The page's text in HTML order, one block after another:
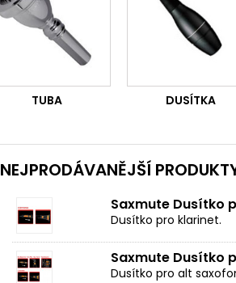
TUBA DUSÍTKA
NEJPRODÁVANĚJŠÍ
Saxmute Dusítko
Dusítko pro klarinet.
Saxmute Dusítko
Dusítko pro alt